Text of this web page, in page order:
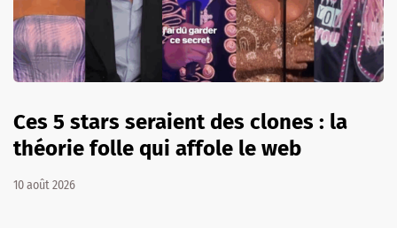
Ces 5 stars seraient des clones : la
théorie folle qui affole le web
10 août 2026